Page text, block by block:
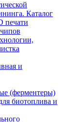
Каталог
печати
и
(ферментеры)
биотоплива и